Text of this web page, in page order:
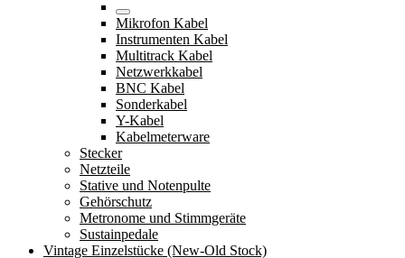
Mikrofon Kabel
Instrumenten Kabel
Multitrack Kabel
Netzwerkkabel
BNC Kabel
Sonderkabel
Y-Kabel
Kabelmeterware
Stecker
Netzteile
Stative und Notenpulte
Gehörschutz
Metronome und Stimmgeräte
Sustainpedale
Vintage Einzelstücke (New-Old Stock)